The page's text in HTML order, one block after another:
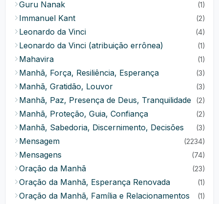
Guru Nanak (1)
Immanuel Kant (2)
Leonardo da Vinci (4)
Leonardo da Vinci (atribuição errônea) (1)
Mahavira (1)
Manhã, Força, Resiliência, Esperança (3)
Manhã, Gratidão, Louvor (3)
Manhã, Paz, Presença de Deus, Tranquilidade (2)
Manhã, Proteção, Guia, Confiança (2)
Manhã, Sabedoria, Discernimento, Decisões (3)
Mensagem (2234)
Mensagens (74)
Oração da Manhã (23)
Oração da Manhã, Esperança Renovada (1)
Oração da Manhã, Família e Relacionamentos (1)